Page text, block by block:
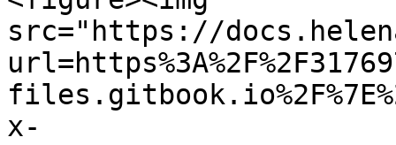
src="https://
x-